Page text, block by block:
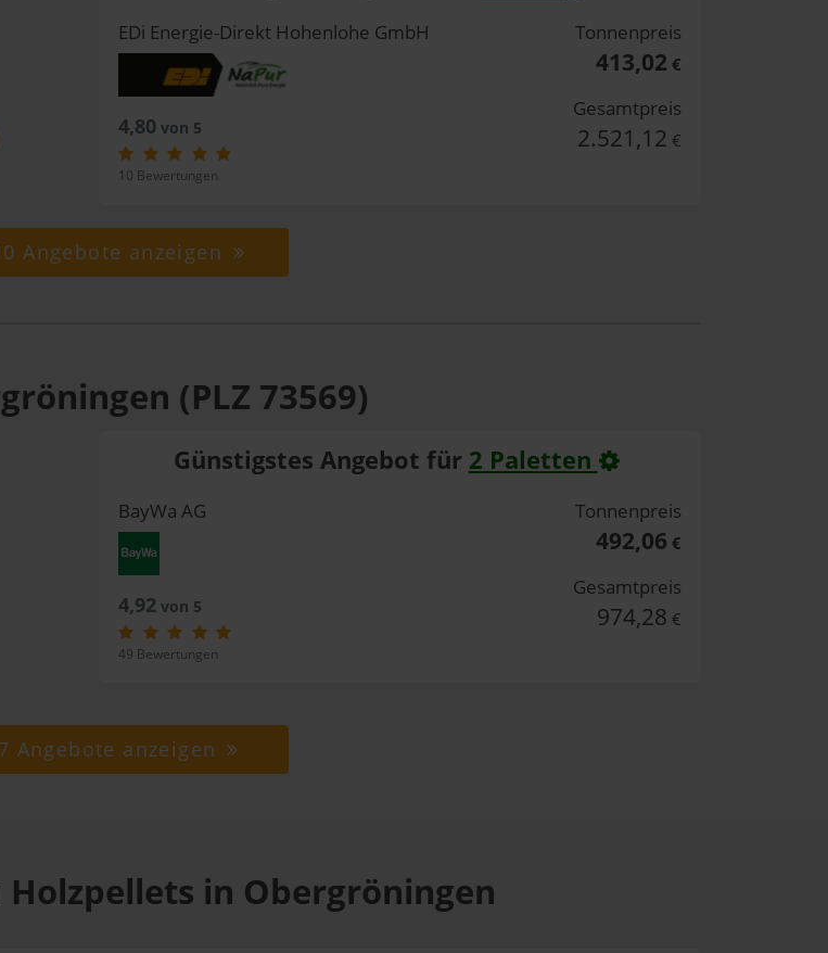
EDi Energie-Direkt Hohenlohe GmbH
4,80 von 5
10 Bewertungen
Tonnenpreis
413,02 €
Gesamtpreis
2.521,12 €
Angebote anzeigen
(PLZ 73569)
Günstigstes Angebot für 2 Paletten
BayWa AG
4,92von 5
49 Bewertungen
Tonnenpreis
492,06 €
Gesamtpreis
974,28 €
Angebote anzeigen
Holzpellets in Obergröningen